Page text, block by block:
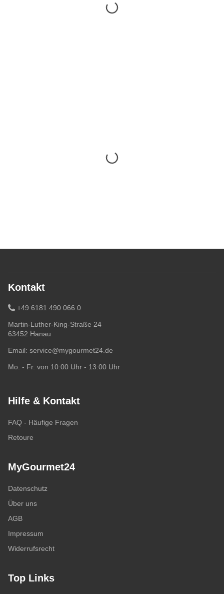
Kontakt
+49 6181 490 066 0
Martin-Luther-King-Straße 24
63452 Hanau
Email: service@mygourmet24.de
Mo. - Fr. von 10:00 Uhr - 13:00 Uhr
Hilfe & Kontakt
FAQ - Häufige Fragen
Retoure
MyGourmet24
Datenschutz
Über uns
AGB
Impressum
Widerrufsrecht
Top Links